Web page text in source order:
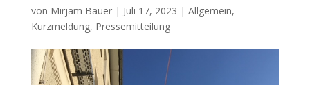
von Mirjam Bauer| Juli 17, 2023 | Allgemein,
Kurzmeldung, Pressemitteilung